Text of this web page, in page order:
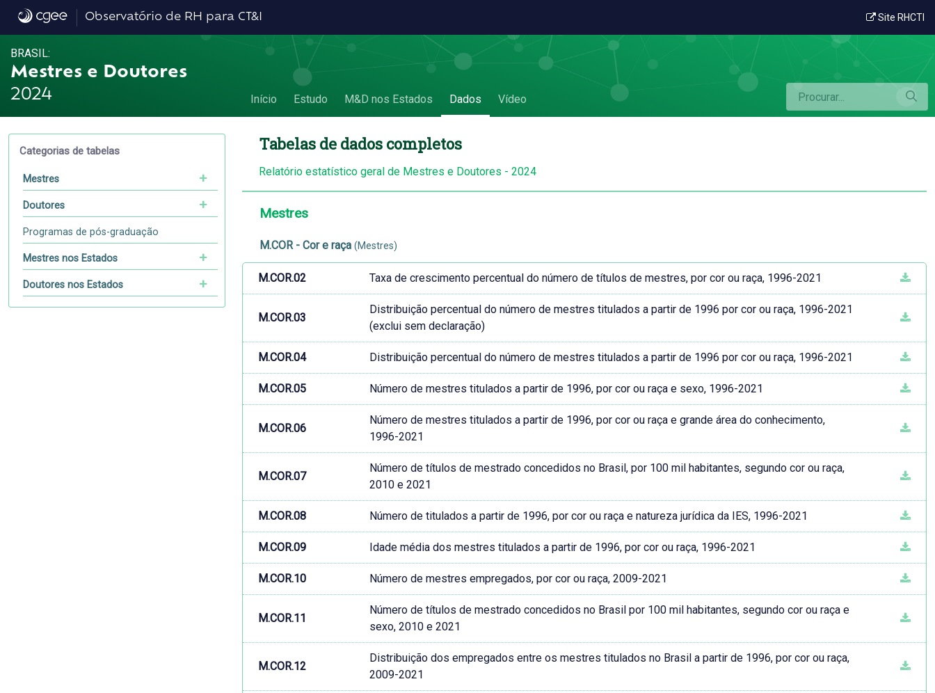
Dados Observatório de RH para CT&I Site RHCTI
BRASIL:
Mestres e Doutores
2024
Início Estudo M&D nos Estados Dados Vídeo
Categorias de tabelas
Mestres
Doutores
Programas de pós-graduação
Mestres nos Estados
Doutores nos Estados
Tabelas de dados completos
Relatório estatístico geral de Mestres e Doutores - 2024
Mestres
M.COR - Cor e raça (Mestres)
M.COR.02 Taxa de crescimento percentual do número de títulos de mestres, por cor ou raça, 1996-2021
M.COR.03
Distribuição percentual do número de mestres titulados a partir de 1996 por cor ou raça, 1996-2021
(exclui sem declaração)
M.COR.04 Distribuição percentual do número de mestres titulados a partir de 1996 por cor ou raça, 1996-2021
M.COR.05 Número de mestres titulados a partir de 1996, por cor ou raça e sexo, 1996-2021
M.COR.06
Número de mestres titulados a partir de 1996, por cor ou raça e grande área do conhecimento,
1996-2021
M.COR.07
Número de títulos de mestrado concedidos no Brasil, por 100 mil habitantes, segundo cor ou raça,
2010 e 2021
M.COR.08 Número de titulados a partir de 1996, por cor ou raça e natureza jurídica da IES, 1996-2021
M.COR.09 Idade média dos mestres titulados a partir de 1996, por cor ou raça, 1996-2021
M.COR.10 Número de mestres empregados, por cor ou raça, 2009-2021
M.COR.11
Número de títulos de mestrado concedidos no Brasil por 100 mil habitantes, segundo cor ou raça e
sexo, 2010 e 2021
M.COR.12
Distribuição dos empregados entre os mestres titulados no Brasil a partir de 1996, por cor ou raça,
2009-2021